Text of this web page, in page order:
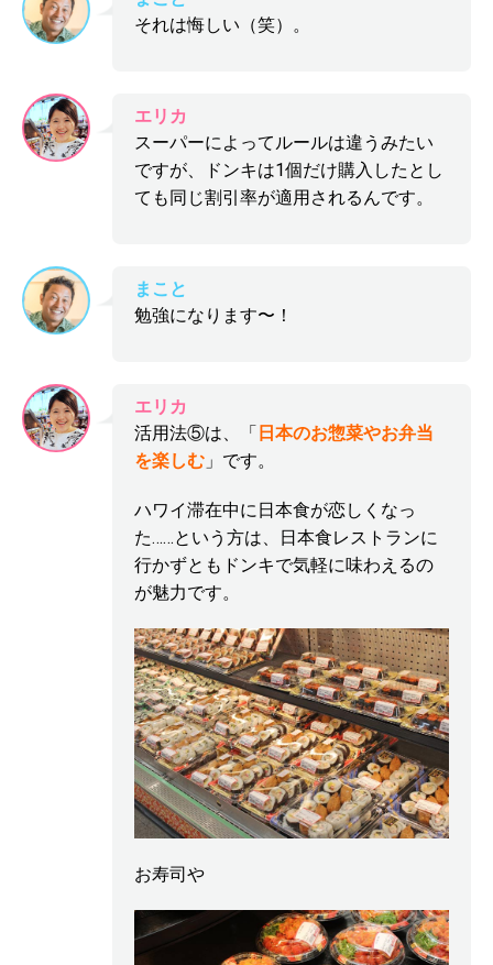
それは悔しい（笑）。
エリカ
スーパーによってルールは違うみたい
ですが、ドンキは1個だけ購入したとし
ても同じ割引率が適用されるんです。
まこと
勉強になります〜！
エリカ
活用法⑤は、「 日本のお惣菜やお弁当
を楽しむ 」です。
ハワイ滞在中に日本食が恋しくなっ
た……という方は、日本食レストランに
行かずともドンキで気軽に味わえるの
が魅力です。
お寿司や